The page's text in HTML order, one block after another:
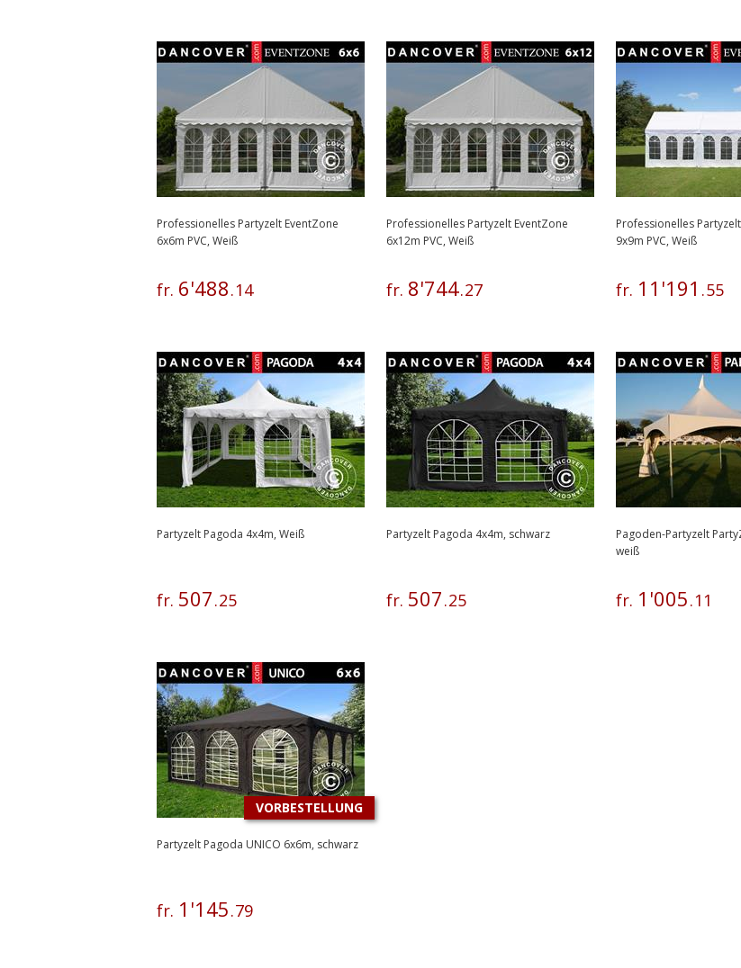
Professionelles Partyzelt EventZone
6x6m PVC, Weiß
fr. 6'488.14
Professionelles Partyzelt EventZone
6x12m PVC, Weiß
fr. 8'744.27
Professionelles
9x9m PVC, Weiß
fr. 11 '191 .55
Partyzelt Pagoda 4x4m, Weiß
fr. 507.25
Partyzelt Pagoda 4x4m, schwarz
fr. 507.25
Pagoden-Partyzelt
weiß
fr. 1 '005.11
Partyzelt Pagoda UNICO 6x6m, schwarz
fr. 1 '145.79
VORBESTELLUNG